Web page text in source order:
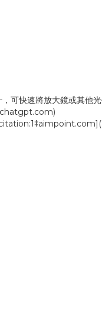
可快速將放大鏡或其